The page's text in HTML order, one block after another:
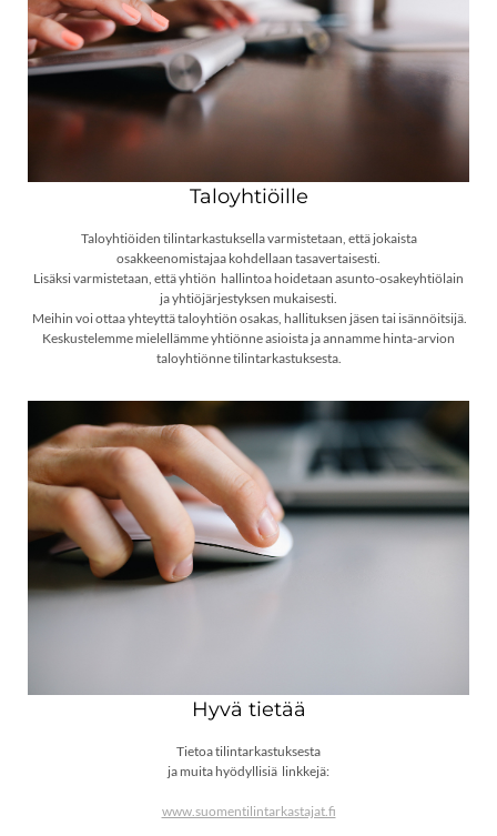
Taloyhtiöille
Taloyhtiöiden tilintarkastuksella varmistetaan, että jokaista
osakkeenomistajaa kohdellaan tasavertaisesti.
Lisäksi varmistetaan, että yhtiön hallintoa hoidetaan asunto-osakeyhtiölain
ja yhtiöjärjestyksen mukaisesti.
Meihin voi ottaa yhteyttä taloyhtiön osakas, hallituksen jäsen tai isännöitsijä.
Keskustelemme mielellämme yhtiönne asioista​ ja annamme hinta-arvion
​taloyhtiönne tilintarkastuksesta.
Hyvä tietää
Tietoa tilintarkastuksesta
ja muita hyödyllisiä linkkejä:
www.suomentilintarkastajat.fi